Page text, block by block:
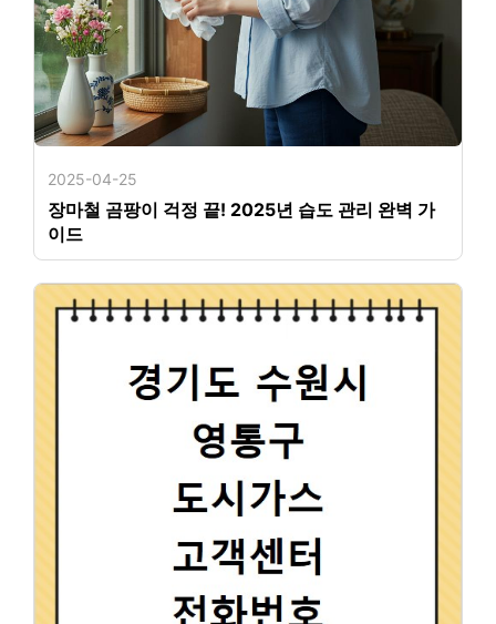
2025-04-25
장마철 곰팡이 걱정 끝! 2025년 습도 관리 완벽 가
이드